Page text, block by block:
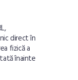
direct în
fizică a
înainte